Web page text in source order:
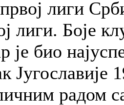
лиги
лиги. Боје
је био
радом